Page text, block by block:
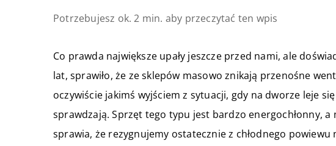
Potrzebujesz ok. 2 min. aby przeczytać ten wpis
Co prawda największe upały jeszcze przed nami, ale
lat, sprawiło, że ze sklepów masowo znikają przenośne
oczywiście jakimś wyjściem z sytuacji, gdy na dworze leje
sprawdzają. Sprzęt tego typu jest bardzo energochłonny,
sprawia, że rezygnujemy ostatecznie z chłodnego